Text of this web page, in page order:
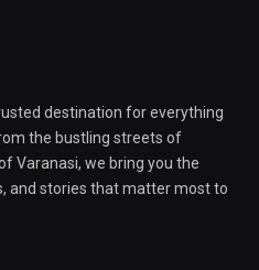
destination for everything
the bustling streets of
Varanasi, we bring you the
and stories that matter most to